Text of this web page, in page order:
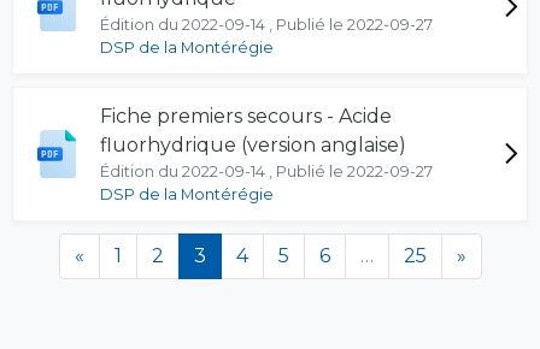
Édition du 2022-09-14 , Publié le 2022-09-27
DSP de la Montérégie
Fiche premiers secours - Acide
fluorhydrique (version anglaise)
Édition du 2022-09-14 , Publié le 2022-09-27
DSP de la Montérégie
« 1 2 3(en cours)
4 5 6 … 25 »